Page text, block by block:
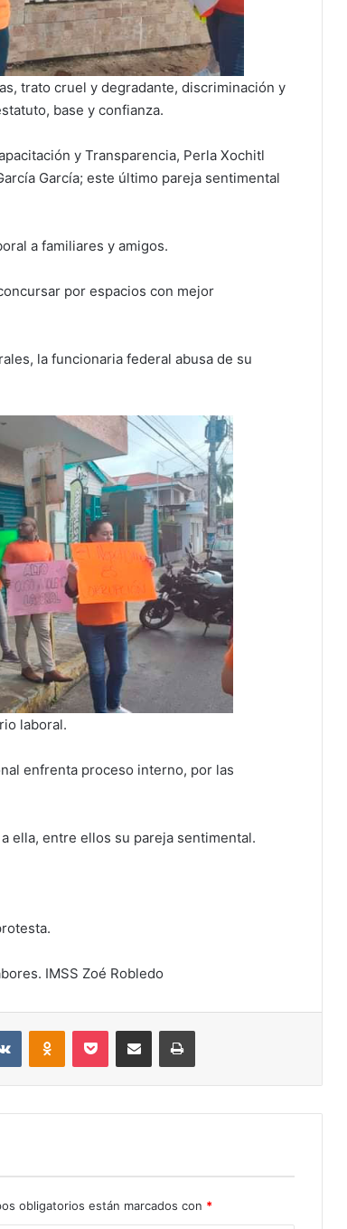
trato cruel y degradante, discriminación y
base y confianza.
y Transparencia, Perla Xochitl
García; este último pareja sentimental
a familiares y amigos.
por espacios con mejor
la funcionaria federal abusa de su
laboral.
enfrenta proceso interno, por las
ella, entre ellos su pareja sentimental.
IMSS Zoé Robledo
VKontakteOdnoklassniki
Pocket Compartir por correo electrónicoImprimir
obligatorios están marcados con *